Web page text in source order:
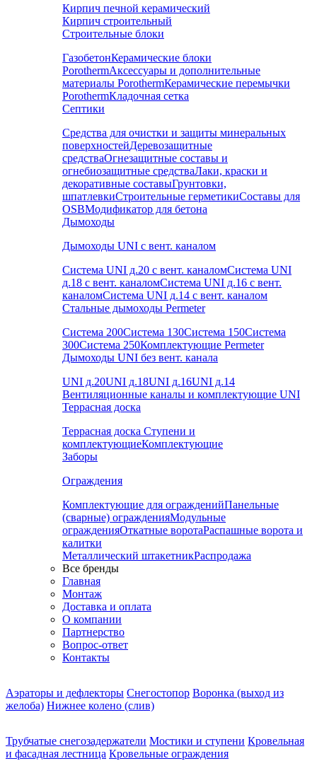
Кирпич печной керамический
Кирпич строительный
Строительные блоки
ГазобетонКерамические блоки
PorothermАксессуары и дополнительные
материалы PorothermКерамические перемычки
PorothermКладочная сетка
Септики
Средства для очистки и защиты минеральных
поверхностейДеревозащитные
средстваОгнезащитные составы и
огнебиозащитные средстваЛаки, краски и
декоративные составыГрунтовки,
шпатлевкиСтроительные герметикиСоставы для
OSBМодификатор для бетона
Дымоходы
Дымоходы UNI с вент. каналом
Система UNI д.20 с вент. каналомСистема UNI
д.18 с вент. каналомСистема UNI д.16 с вент.
каналомСистема UNI д.14 с вент. каналом
Стальные дымоходы Permeter
Система 200Система 130Система 150Система
300Система 250Комплектующие Permeter
Дымоходы UNI без вент. канала
UNI д.20UNI д.18UNI д.16UNI д.14
Вентиляционные каналы и комплектующие UNI
Террасная доска
Террасная доска Ступени и
комплектующиеКомплектующие
Заборы
Ограждения
Комплектующие для огражденийПанельные
(сварные) огражденияМодульные
огражденияОткатные воротаРаспашные ворота и
калитки
Металлический штакетникРаспродажа
Все бренды
Главная
Монтаж
Доставка и оплата
О компании
Партнерство
Вопрос-ответ
Контакты
Аэраторы и дефлекторы Снегостопор Воронка (выход из
желоба) Нижнее колено (слив)
Трубчатые снегозадержатели Мостики и ступени Кровельная
и фасадная лестница Кровельные ограждения